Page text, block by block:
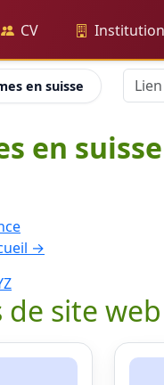
CV
en suisse
en suisse
→
Z
de site web